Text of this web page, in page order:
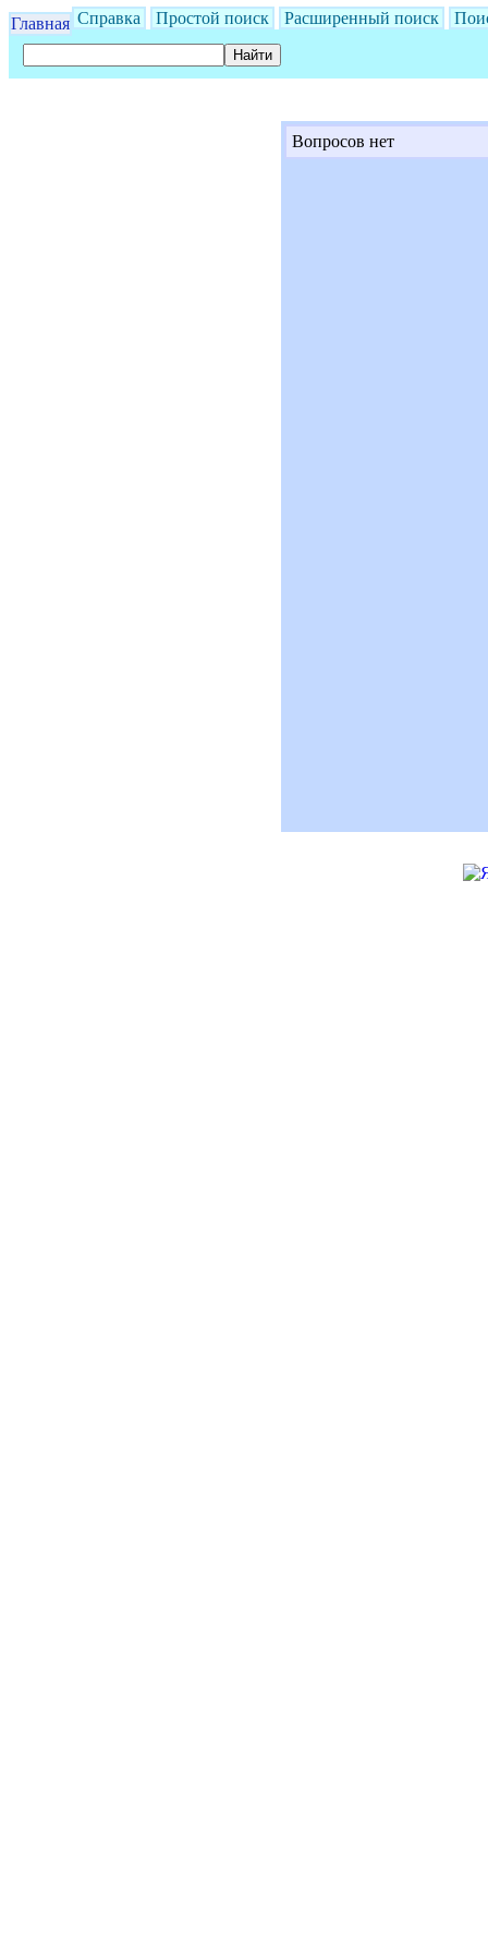
Главная Справка Простой поиск Расширенный поиск
Вопросов нет